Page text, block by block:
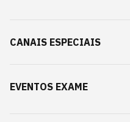
CANAIS ESPECIAIS
EVENTOS EXAME